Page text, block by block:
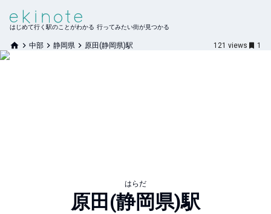
はじめて行く駅のことがわかる 行ってみたい街が見つかる
中部 静岡県 原田(静岡県)駅 121 views 1
はらだ
原田(静岡県)駅